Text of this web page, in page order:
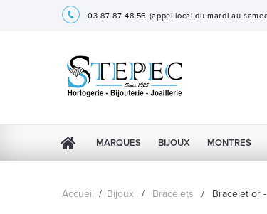
03 87 87 48 56 (appel local du mardi au
MARQUES BIJOUX MONTRES
Accueil / Bijoux / Bracelets / Bracelet or